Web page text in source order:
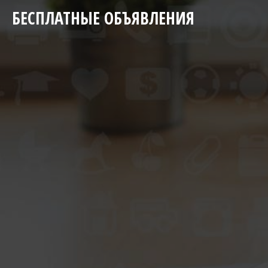
БЕСПЛАТНЫЕ ОБЪЯВЛЕНИЯ